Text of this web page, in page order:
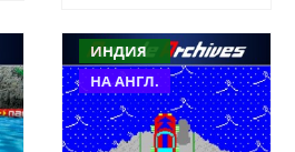
ИНДИЯ
НА АНГЛ.